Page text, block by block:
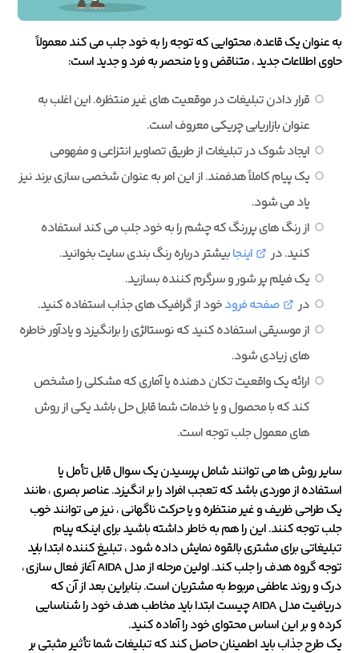
به عنوان یک قاعده، محتوایی که توجه را به خود جلب می کند معمولاً
حاوی اطلاعات جدید ، متناقض و یا منحصر به فرد و جدید است:
قرار دادن تبلیغات در موقعیت های غیر منتظره. این اغلب به
عنوان بازاریابی چریکی معروف است.
ایجاد شوک در تبلیغات از طریق تصاویر انتزاعی و مفهومی
یک پیام کاملاً هدفمند. از این امر به عنوان شخصی سازی برند نیز
یاد می شود.
از رنگ های پررنگ که چشم را به خود جلب می کند استفاده
کنید. در
اینجابیشتر درباره رنگ بندی سایت بخوانید.
یک فیلم پر شور و سرگرم کننده بسازید.
در
صفحه فرودخود از گرافیک های جذاب استفاده کنید.
از موسیقی استفاده کنید که نوستالژی را برانگیزد و یادآور خاطره
های زیادی شود.
ارائه یک واقعیت تکان دهنده یا آماری که مشکلی را مشخص
کند که با محصول و یا خدمات شما قابل حل باشد یکی از روش
های معمول جلب توجه است.
سایر روش ها می توانند شامل پرسیدن یک سوال قابل تأمل یا
استفاده از موردی باشد که تعجب افراد را بر انگیزد. عناصر بصری ، مانند
یک طراحی ظریف و غیر منتظره و یا حرکت ناگهانی ، نیز می توانند خوب
جلب توجه کنند. این را هم به خاطر داشته باشید برای اینکه پیام
تبلیغاتی برای مشتری بالقوه نمایش داده شود ، تبلیغ کننده ابتدا باید
توجه گروه هدف را جلب کند. اولین مرحله از مدل AIDA آغاز فعال سازی ،
درک و روند عاطفی مربوط به مشتریان است. بنابراین بعد از آن که
دریافیت مدل AIDA چیست ابتدا باید مخاطب هدف خود را شناسایی
کرده و بر این اساس محتوای خود را آماده کنید.
یک طرح جذاب باید اطمینان حاصل کند که تبلیغات شما تأثیر مثبتی بر